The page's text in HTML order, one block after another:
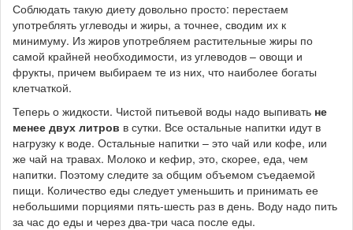
Соблюдать такую диету довольно просто: перестаем
употреблять углеводы и жиры, а точнее, сводим их к
минимуму. Из жиров употребляем растительные жиры по
самой крайней необходимости, из углеводов – овощи и
фрукты, причем выбираем те из них, что наиболее богаты
клетчаткой.
Теперь о жидкости. Чистой питьевой воды надо выпивать не
менее двух литров в сутки. Все остальные напитки идут в
нагрузку к воде. Остальные напитки – это чай или кофе, или
же чай на травах. Молоко и кефир, это, скорее, еда, чем
напитки. Поэтому следите за общим объемом съедаемой
пищи. Количество еды следует уменьшить и принимать ее
небольшими порциями пять-шесть раз в день. Воду надо пить
за час до еды и через два-три часа после еды.